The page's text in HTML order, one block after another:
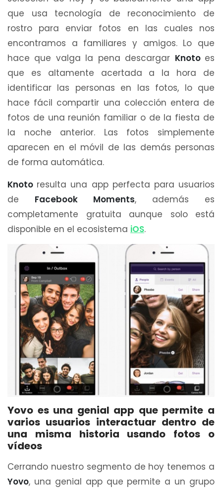
que usa tecnología de reconocimiento de
rostro para enviar fotos en las cuales nos
encontramos a familiares y amigos. Lo que
hace que valga la pena descargar Knoto es
que es altamente acertada a la hora de
identificar las personas en las fotos, lo que
hace fácil compartir una colección entera de
fotos de una reunión familiar o de la fiesta de
la noche anterior. Las fotos simplemente
aparecen en el móvil de las demás personas
de forma automática.
Knoto resulta una app perfecta para usuarios
de Facebook Moments, además es
completamente gratuita aunque solo está
disponible en el ecosistema iOS.
Yovo es una genial app que permite a
varios usuarios interactuar dentro de
una misma historia usando fotos o
vídeos
Cerrando nuestro segmento de hoy tenemos a
Yovo, una genial app que permite a un grupo